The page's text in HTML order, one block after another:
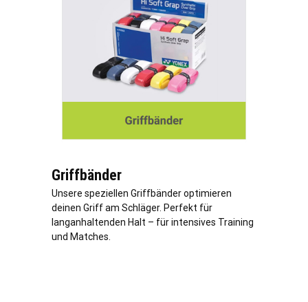
Griffbänder
Unsere speziellen Griffbänder optimieren
deinen Griff am Schläger. Perfekt für
langanhaltenden Halt – für intensives Training
und Matches.